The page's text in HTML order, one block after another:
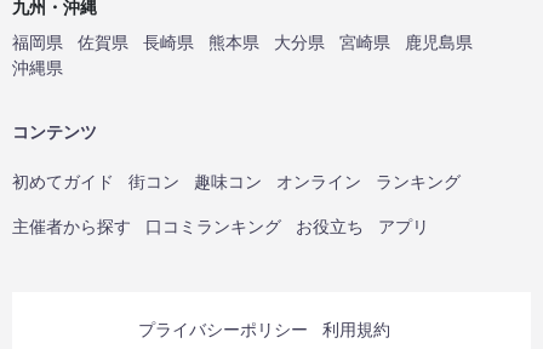
九州・沖縄
福岡県
佐賀県 長崎県 熊本県 大分県 宮崎県
鹿児島県
沖縄県
コンテンツ
初めてガイド 街コン 趣味コン オンライン ランキング
主催者から探す 口コミランキング お役立ち アプリ
プライバシーポリシー 利用規約